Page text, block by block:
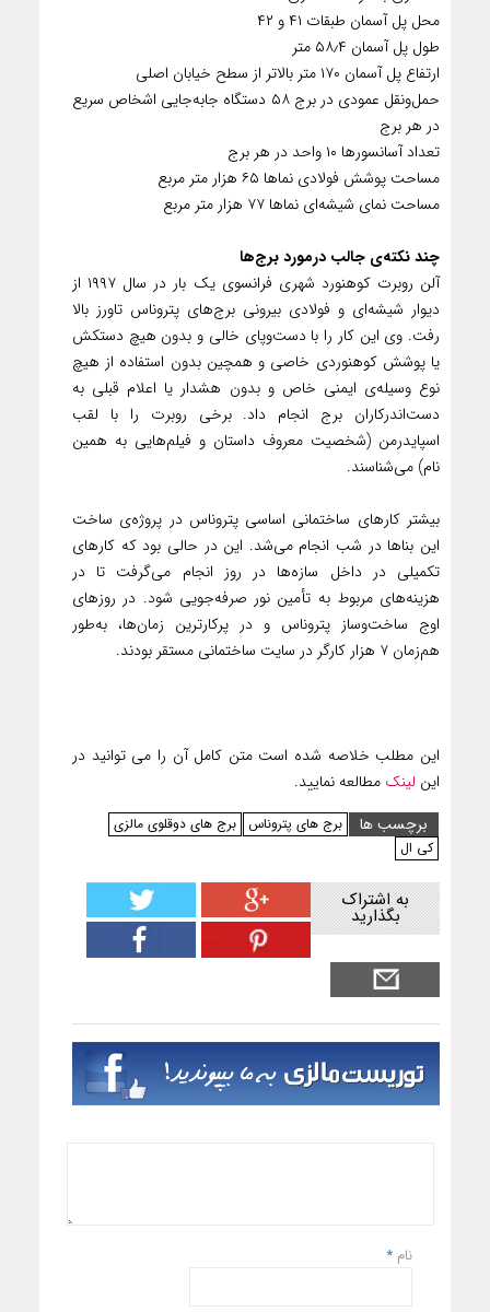
محل پل آسمان طبقات ۴۱ و ۴۲
طول پل آسمان ۵۸٫۴ متر
ارتفاع پل آسمان ۱۷۰ متر بالاتر از سطح خیابان اصلی
حمل‌ونقل عمودی در برج ۵۸ دستگاه جابه‌جایی اشخاص سریع
در هر برج
تعداد آسانسورها ۱۰ واحد در هر برج
مساحت پوشش فولادی نماها ۶۵ هزار متر مربع
مساحت نمای شیشه‌ای نماها ۷۷ هزار متر مربع
چند نکته‌ی جالب درمورد برج‌ها
آلن روبرت کوهنورد شهری فرانسوی یک بار در سال ۱۹۹۷ از
دیوار شیشه‌ای و فولادی بیرونی برج‌های پتروناس تاورز بالا
رفت. وی این کار را با دست‌وپای خالی و بدون هیچ دستکش
یا پوشش کوهنوردی خاصی و همچین بدون استفاده از هیچ
نوع وسیله‌ی ایمنی خاص و بدون هشدار یا اعلام قبلی به
دست‌اندرکاران برج انجام داد. برخی روبرت را با لقب
اسپایدرمن (شخصیت معروف داستان و فیلم‌هایی به همین
نام) می‌شناسند.
بیشتر کارهای ساختمانی اساسی پتروناس در پروژه‌ی ساخت
این بناها در شب انجام می‌شد. این در حالی بود که کارهای
تکمیلی در داخل سازه‌ها در روز انجام می‌گرفت تا در
هزینه‌های مربوط به تأمین نور صرفه‌جویی شود. در روزهای
اوج ساخت‌و‌ساز پتروناس و در پرکارترین زمان‌ها، به‌طور
هم‌زمان ۷ هزار کارگر در سایت ساختمانی مستقر بودند.
این مطلب خلاصه شده است متن کامل آن را می توانید در
این لینک مطالعه نمایید.
برچسب ها
برج های پتروناس
برج های دوقلوی مالزی
کی ال
به اشتراک
بگذارید
نام *